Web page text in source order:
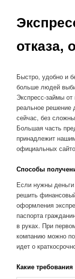
отказа,
Быстро, удобно и
больше людей
Экспресс-займы
реальное решение
сейчас, без
Большая часть
принадлежит
официальных
Способы
Если нужны
решить
оформления
паспорта
в руках. При
компанию можно
идет о
Какие